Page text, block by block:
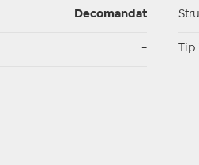
Decomandat
-